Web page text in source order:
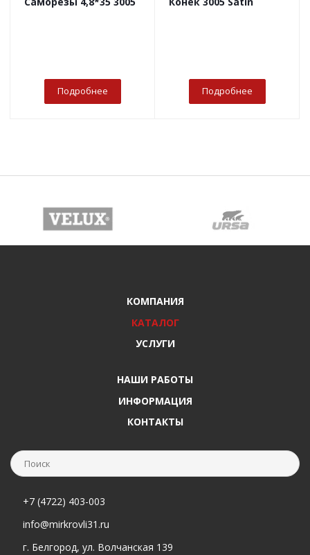
Подробнее Подробнее
КОМПАНИЯ
КАТАЛОГ
УСЛУГИ
НАШИ РАБОТЫ
ИНФОРМАЦИЯ
КОНТАКТЫ
+7 (4722) 403-003
info@mirkrovli31.ru
г. Белгород, ул. Волчанская 139